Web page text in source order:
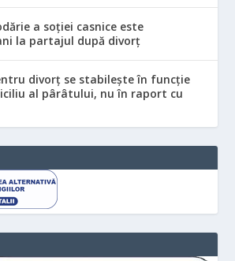
a soției casnice este
la partajul după divorț
divorț se stabilește în funcție
al pârâtului, nu în raport cu